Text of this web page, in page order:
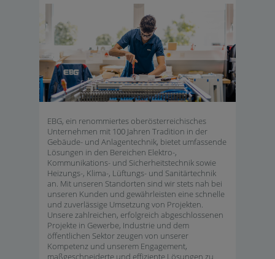
EBG, ein renommiertes oberösterreichisches
Unternehmen mit 100 Jahren Tradition in der
Gebäude- und Anlagentechnik, bietet umfassende
Lösungen in den Bereichen Elektro-,
Kommunikations- und Sicherheitstechnik sowie
Heizungs-, Klima-, Lüftungs- und Sanitärtechnik
an. Mit unseren Standorten sind wir stets nah bei
unseren Kunden und gewährleisten eine schnelle
und zuverlässige Umsetzung von Projekten.
Unsere zahlreichen, erfolgreich abgeschlossenen
Projekte in Gewerbe, Industrie und dem
öffentlichen Sektor zeugen von unserer
Kompetenz und unserem Engagement,
maßgeschneiderte und effiziente Lösungen zu